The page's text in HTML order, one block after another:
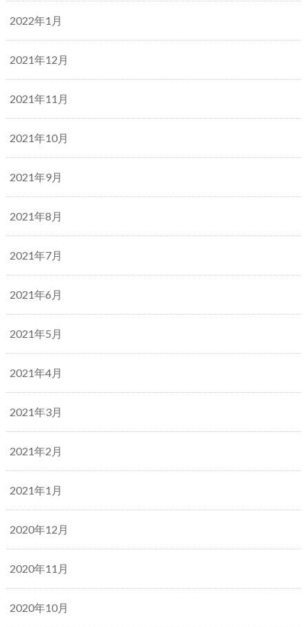
2022年1月
2021年12月
2021年11月
2021年10月
2021年9月
2021年8月
2021年7月
2021年6月
2021年5月
2021年4月
2021年3月
2021年2月
2021年1月
2020年12月
2020年11月
2020年10月